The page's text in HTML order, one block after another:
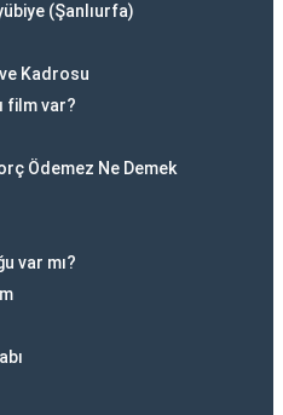
(Şanlıurfa)
Kadrosu
film var?
Ödemez Ne Demek
var mı?